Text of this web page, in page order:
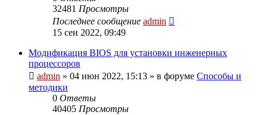
32481 Просмотры
Последнее сообщение admin
15 сен 2022, 09:49
Модификация BIOS для установки инженерных
процессоров
admin » 04 июн 2022, 15:13 » в форуме Способы и
методики
0 Ответы
40405 Просмотры